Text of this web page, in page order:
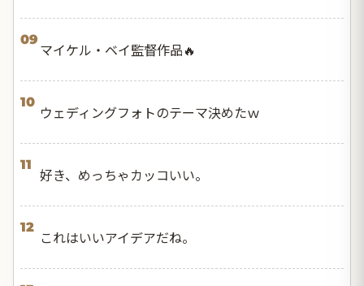
09
マイケル・ベイ監督作品🔥
10
ウェディングフォトのテーマ決めたｗ
11
好き、めっちゃカッコいい。
12
これはいいアイデアだね。